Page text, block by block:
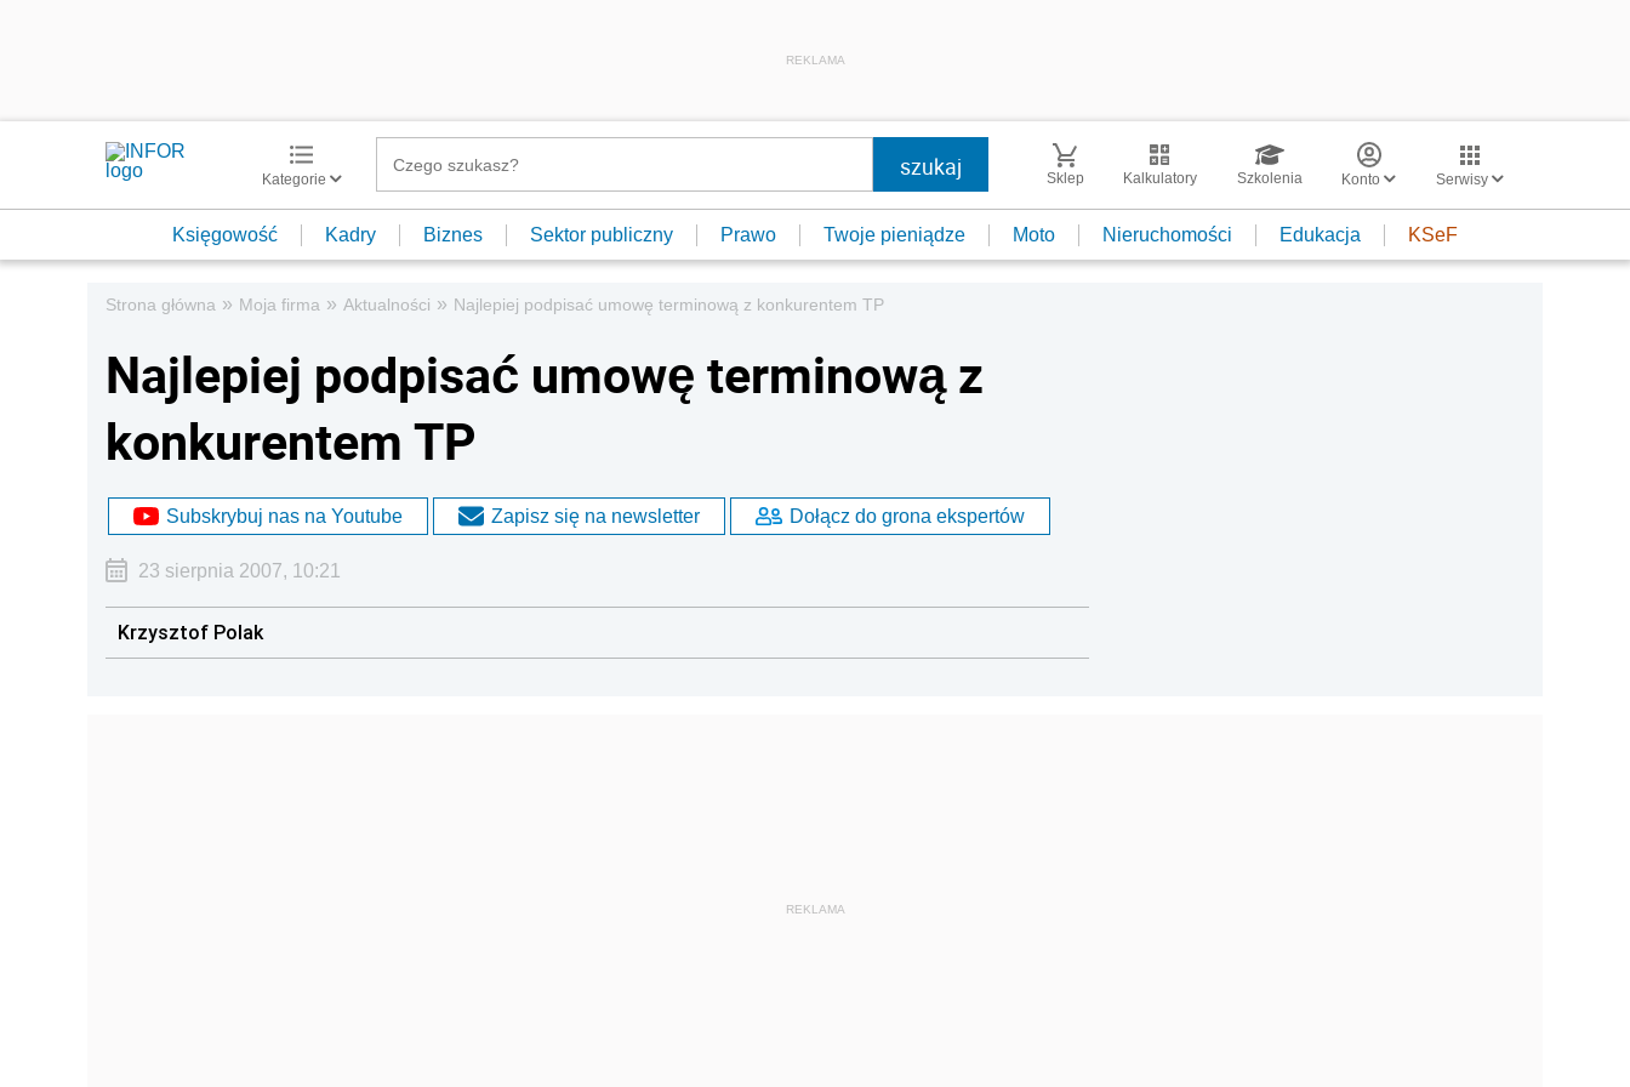
REKLAMA
Kategorie Sklep Kalkulatory Szkolenia Konto Serwisy
Księgowość Kadry Biznes Sektor publiczny Prawo Twoje pieniądze Moto Nieruchomości Edukacja KSeF
Strona główna » Moja firma » Aktualności » Najlepiej podpisać umowę terminową z konkurentem TP
Najlepiej podpisać umowę terminową z
konkurentem TP
Subskrybuj nas na Youtube Zapisz się na newsletter Dołącz do grona ekspertów
23 sierpnia 2007, 10:21
Krzysztof Polak